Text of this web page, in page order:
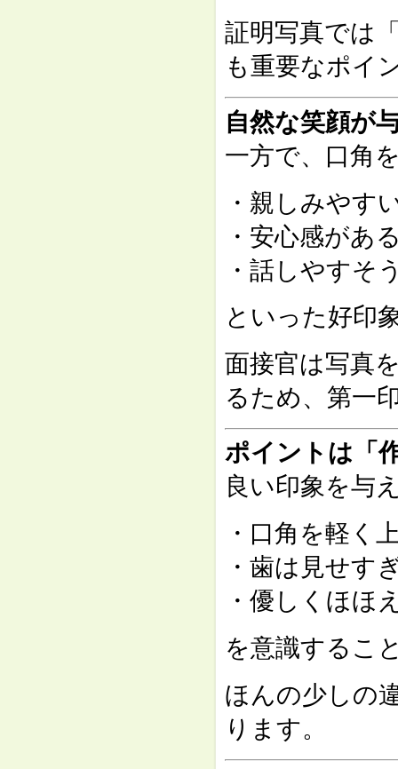
証明写真では
も重要なポイ
自然な笑顔が
一方で、口角
・親しみやす
・安心感があ
・話しやすそ
といった好印
面接官は写真
るため、 第一
ポイントは「
良い印象を与
・口角を軽く
・歯は見せす
・優しくほほ
を意識するこ
ほんの少しの
ります。